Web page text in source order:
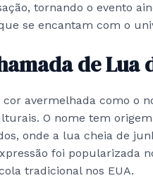
tornando o evento
se encantam com o
de Lua
avermelhada como o
O nome tem
onde a lua cheia de
foi popularizada
tradicional nos EUA.